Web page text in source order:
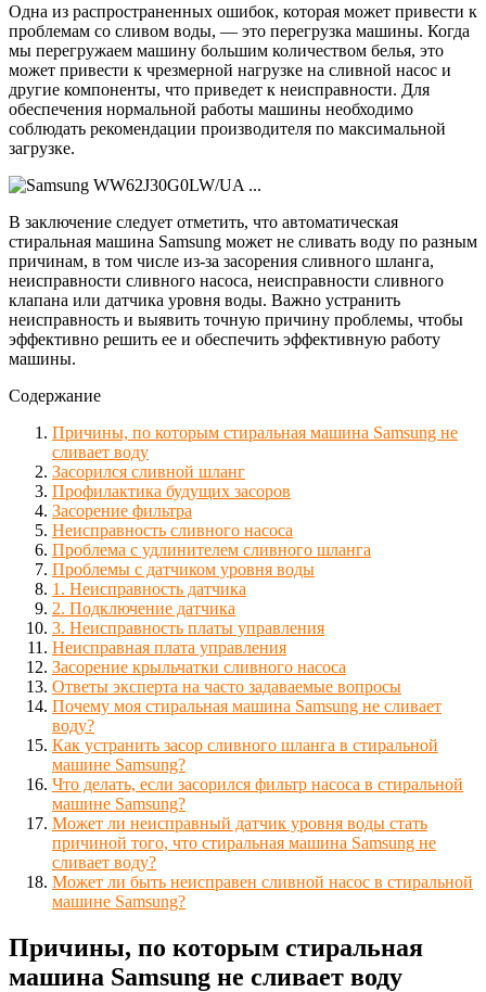
Одна из распространенных ошибок, которая может привести к
проблемам со сливом воды, — это перегрузка машины. Когда
мы перегружаем машину большим количеством белья, это
может привести к чрезмерной нагрузке на сливной насос и
другие компоненты, что приведет к неисправности. Для
обеспечения нормальной работы машины необходимо
соблюдать рекомендации производителя по максимальной
загрузке.
В заключение следует отметить, что автоматическая
стиральная машина Samsung может не сливать воду по разным
причинам, в том числе из-за засорения сливного шланга,
неисправности сливного насоса, неисправности сливного
клапана или датчика уровня воды. Важно устранить
неисправность и выявить точную причину проблемы, чтобы
эффективно решить ее и обеспечить эффективную работу
машины.
Содержание
Причины, по которым стиральная машина Samsung не
сливает воду
Засорился сливной шланг
Профилактика будущих засоров
Засорение фильтра
Неисправность сливного насоса
Проблема с удлинителем сливного шланга
Проблемы с датчиком уровня воды
1. Неисправность датчика
2. Подключение датчика
3. Неисправность платы управления
Неисправная плата управления
Засорение крыльчатки сливного насоса
Ответы эксперта на часто задаваемые вопросы
Почему моя стиральная машина Samsung не сливает
воду?
Как устранить засор сливного шланга в стиральной
машине Samsung?
Что делать, если засорился фильтр насоса в стиральной
машине Samsung?
Может ли неисправный датчик уровня воды стать
причиной того, что стиральная машина Samsung не
сливает воду?
Может ли быть неисправен сливной насос в стиральной
машине Samsung?
Причины, по которым стиральная
машина Samsung не сливает воду